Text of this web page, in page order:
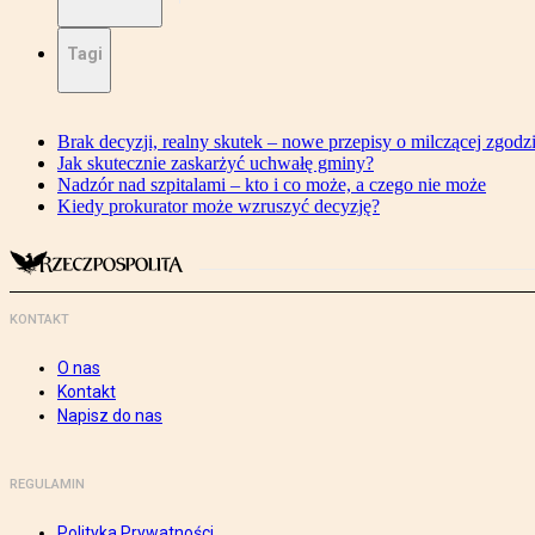
Tagi
Brak decyzji, realny skutek – nowe przepisy o milczącej
Jak skutecznie zaskarżyć uchwałę gminy?
Nadzór nad szpitalami – kto i co może, a czego nie może
Kiedy prokurator może wzruszyć decyzję?
KONTAKT
O nas
Kontakt
Napisz do nas
REGULAMIN